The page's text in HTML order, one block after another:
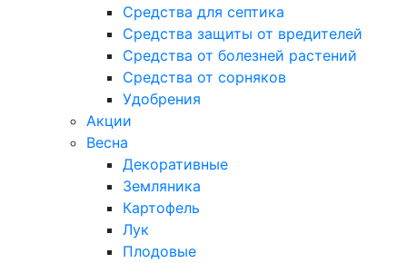
Средства для септика
Средства защиты от вредителей
Средства от болезней растений
Средства от сорняков
Удобрения
Акции
Весна
Декоративные
Земляника
Картофель
Лук
Плодовые